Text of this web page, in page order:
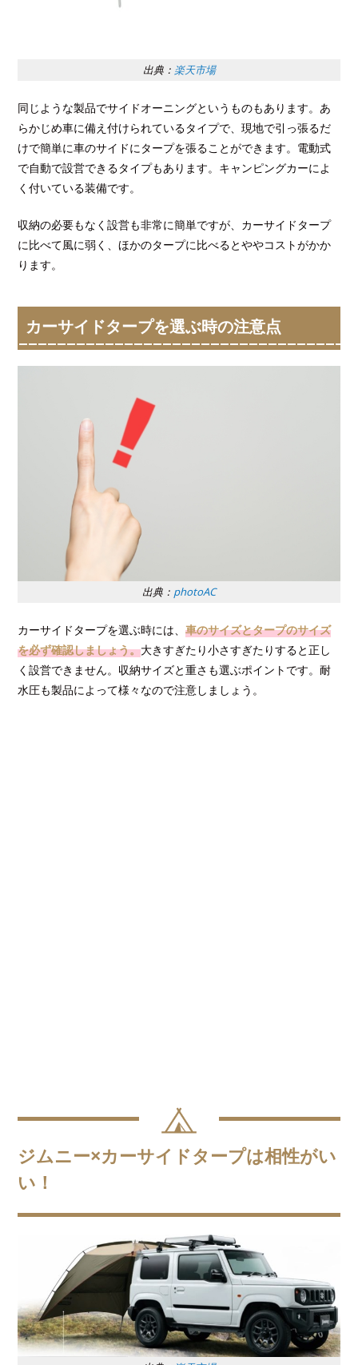
出典： 楽天市場
同じような製品でサイドオーニングというものもあります。あ
らかじめ車に備え付けられているタイプで、現地で引っ張るだ
けで簡単に車のサイドにタープを張ることができます。電動式
で自動で設営できるタイプもあります。キャンピングカーによ
く付いている装備です。
収納の必要もなく設営も非常に簡単ですが、カーサイドタープ
に比べて風に弱く、ほかのタープに比べるとややコストがかか
ります。
カーサイドタープを選ぶ時の注意点
出典： photoAC
カーサイドタープを選ぶ時には、車のサイズとタープのサイズ
を必ず確認しましょう。大きすぎたり小さすぎたりすると正し
く設営できません。収納サイズと重さも選ぶポイントです。耐
水圧も製品によって様々なので注意しましょう。
ジムニー×カーサイドタープは相性がい
い！